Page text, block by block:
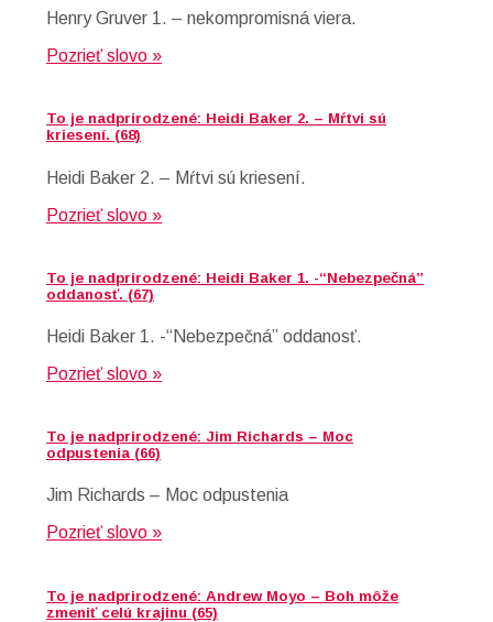
Henry Gruver 1. – nekompromisná viera.
Pozrieť slovo »
To je nadprirodzené: Heidi Baker 2. – Mŕtvi sú
kriesení. (68)
Heidi Baker 2. – Mŕtvi sú kriesení.
Pozrieť slovo »
To je nadprirodzené: Heidi Baker 1. -“Nebezpečná”
oddanosť. (67)
Heidi Baker 1. -“Nebezpečná” oddanosť.
Pozrieť slovo »
To je nadprirodzené: Jim Richards – Moc
odpustenia (66)
Jim Richards – Moc odpustenia
Pozrieť slovo »
To je nadprirodzené: Andrew Moyo – Boh môže
zmeniť celú krajinu (65)